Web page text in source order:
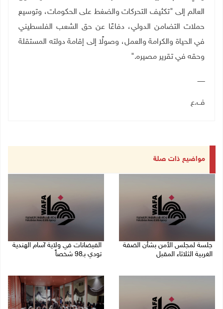
العالم إلى "تكثيف التحركات والضغط على الحكومات، وتوسيع
حملات التضامن الدولي، دفاعًا عن حق الشعب الفلسطيني
في الحياة والكرامة والعمل، وصولًا إلى إقامة دولته المستقلة
وحقه في تقرير مصيره".
ـــــــ
ف.ع
مواضيع ذات صلة
جلسة لمجلس الأمن بشأن الضفة
الغربية الثلاثاء المقبل
الفيضانات في ولاية آسام الهندية
تودي بـ98 شخصاً